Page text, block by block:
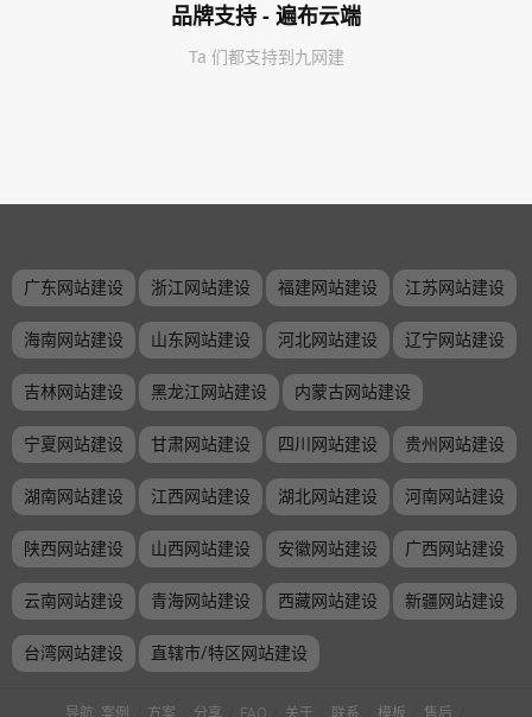
品牌支持 - 遍布云端
Ta 们都支持到九网建
广东网站建设 浙江网站建设 福建网站建设 江苏网站建设
海南网站建设 山东网站建设 河北网站建设 辽宁网站建设
吉林网站建设 黑龙江网站建设 内蒙古网站建设
宁夏网站建设 甘肃网站建设 四川网站建设 贵州网站建设
湖南网站建设 江西网站建设 湖北网站建设 河南网站建设
陕西网站建设 山西网站建设 安徽网站建设 广西网站建设
云南网站建设 青海网站建设 西藏网站建设 新疆网站建设
台湾网站建设 直辖市/特区网站建设